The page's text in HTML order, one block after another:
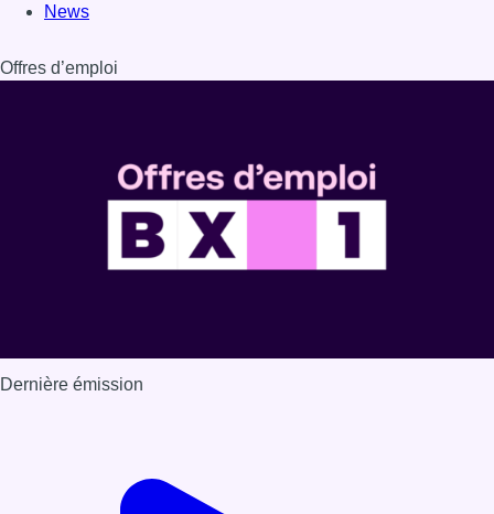
News
Offres d’emploi
Dernière émission